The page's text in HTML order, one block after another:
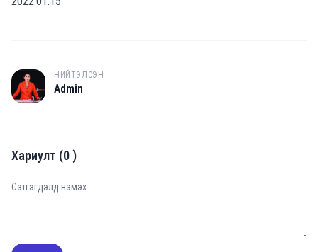
A
НИЙТЭЛСЭН
Admin
Хариулт (0)